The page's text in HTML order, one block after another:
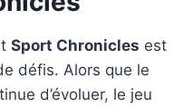
Sport Chronicles est
défis. Alors que le
d’évoluer, le jeu